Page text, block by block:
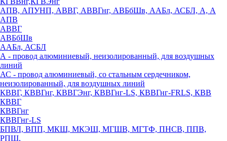
АПВ, АПУНП, АВВГ, АВВГнг, АВБбШв, ААБл, АСБЛ, А, А
АПВ
АВВГ
АВБбШв
ААБл, АСБЛ
А - провод алюминиевый, неизолированный, для воздушных
линий
АС - провод алюминиевый, со стальным сердечником,
неизолированный, для воздушных линий
КВВГ, КВВГнг, КВВГЭнг, КВВГнг-LS, КВВГнг-FRLS, КВВ
КВВГ
КВВГнг
КВВГнг-LS
БПВЛ, ВПП, МКШ, МКЭШ, МГШВ, МГТФ, ПНСВ, ППВ,
РПШ,